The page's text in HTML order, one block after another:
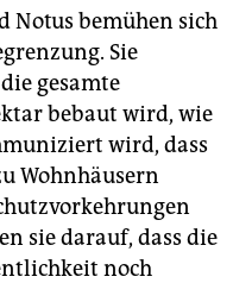
Notus bemühen sich
Sie
gesamte
bebaut wird, wie
wird, dass
Wohnhäusern
sie darauf, dass die
noch